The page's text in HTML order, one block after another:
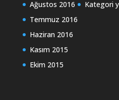
Ağustos 2016
Temmuz 2016
Haziran 2016
Kasım 2015
Ekim 2015
Kategori